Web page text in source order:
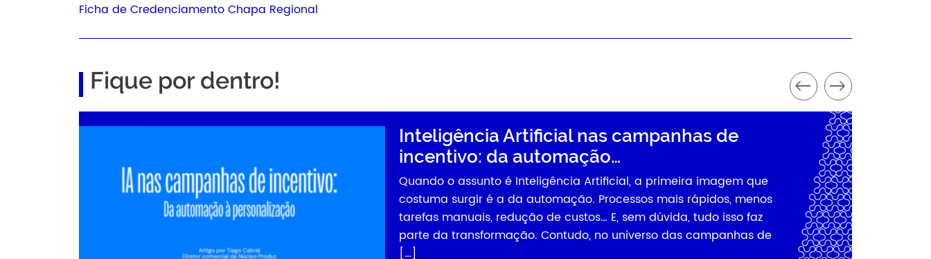
Ficha de Credenciamento Chapa Regional
Fique por dentro!
Inteligência Artificial nas campanhas de
incentivo: da automação…
Quando o assunto é Inteligência Artificial, a primeira imagem que
costuma surgir é a da automação. Processos mais rápidos, menos
tarefas manuais, redução de custos… E, sem dúvida, tudo isso faz
parte da transformação. Contudo, no universo das campanhas de
[…]